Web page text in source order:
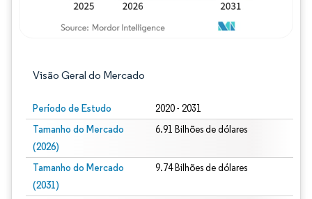
Visão Geral do Mercado
Período de Estudo 2020 - 2031
Tamanho do Mercado
(2026)
6.91 Bilhões de dólares
Tamanho do Mercado
(2031)
9.74 Bilhões de dólares